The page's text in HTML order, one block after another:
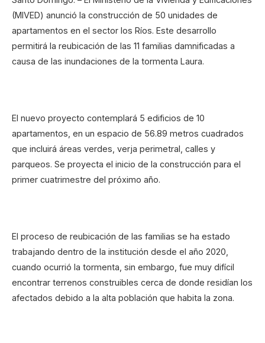
(MIVED) anunció la construcción de 50 unidades de
apartamentos en el sector los Ríos. Este desarrollo
permitirá la reubicación de las 11 familias damnificadas a
causa de las inundaciones de la tormenta Laura.
El nuevo proyecto contemplará 5 edificios de 10
apartamentos, en un espacio de 56.89 metros cuadrados
que incluirá áreas verdes, verja perimetral, calles y
parqueos. Se proyecta el inicio de la construcción para el
primer cuatrimestre del próximo año.
El proceso de reubicación de las familias se ha estado
trabajando dentro de la institución desde el año 2020,
cuando ocurrió la tormenta, sin embargo, fue muy difícil
encontrar terrenos construibles cerca de donde residían los
afectados debido a la alta población que habita la zona.